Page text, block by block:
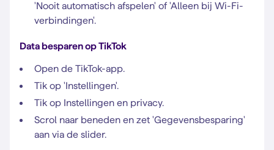
'Nooit automatisch afspelen' of 'Alleen bij Wi-Fi-
verbindingen'.
Data besparen op TikTok
Open de TikTok-app.
Tik op 'Instellingen'.
Tik op Instellingen en privacy.
Scrol naar beneden en zet 'Gegevensbesparing'
aan via de slider.